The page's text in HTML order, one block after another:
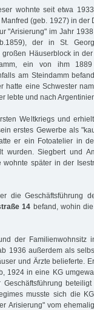
wohnte seit etwa
(geb. 1927) in der
"Arisierung" im Jahr
der in St.
Häuserblock in
ein von ihm 1889
am Steindamm
hatte eine Schwester
lebte und nach
Weltkriegs und
erstes Gewerbe als
er ein Fotoatelier in
wurden. Siegbert und
später in der
die Geschäftsführung
14 befand, wohin
der Familienwohnsitz
1936 außerdem als
und Ärzte belieferte.
1924 in eine KG
musste sich die
Arisierung" vom